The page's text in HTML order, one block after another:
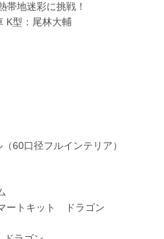
帯地迷彩に挑戦！
K型：尾林大輔
60口径フルインテリア）
ートキット ドラゴン